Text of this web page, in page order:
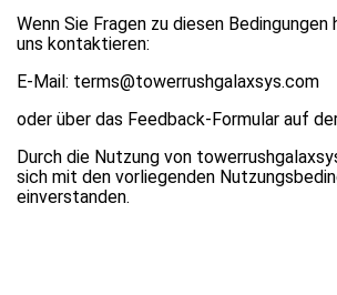
Wenn Sie Fragen zu diesen Bedingungen
uns kontaktieren:
E-Mail: terms@towerrushgalaxsys.com
oder über das Feedback-Formular auf
Durch die Nutzung von
sich mit den vorliegenden
einverstanden.